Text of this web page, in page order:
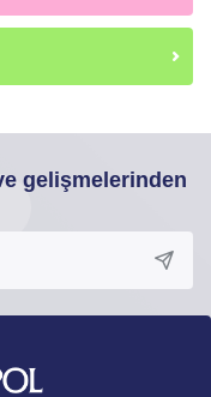
gelişmelerinden